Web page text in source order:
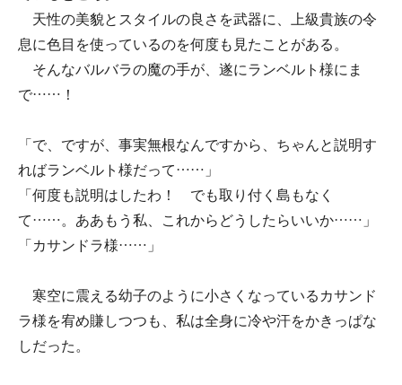
天性の美貌とスタイルの良さを武器に、上級貴族の令
息に色目を使っているのを何度も見たことがある。
そんなバルバラの魔の手が、遂にランベルト様にま
で……！
「で、ですが、事実無根なんですから、ちゃんと説明す
ればランベルト様だって……」
「何度も説明はしたわ！ でも取り付く島もなく
て……。ああもう私、これからどうしたらいいか……」
「カサンドラ様……」
寒空に震える幼子のように小さくなっているカサンド
ラ様を宥め賺しつつも、私は全身に冷や汗をかきっぱな
しだった。